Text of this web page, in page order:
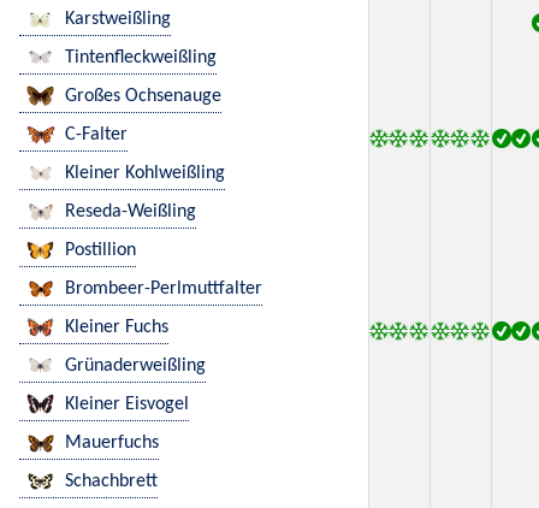
Karstweißling
Tintenfleckweißling
Großes Ochsenauge
C-Falter
Kleiner Kohlweißling
Reseda-Weißling
Postillion
Brombeer-Perlmuttfalter
Kleiner Fuchs
Grünaderweißling
Kleiner Eisvogel
Mauerfuchs
Schachbrett